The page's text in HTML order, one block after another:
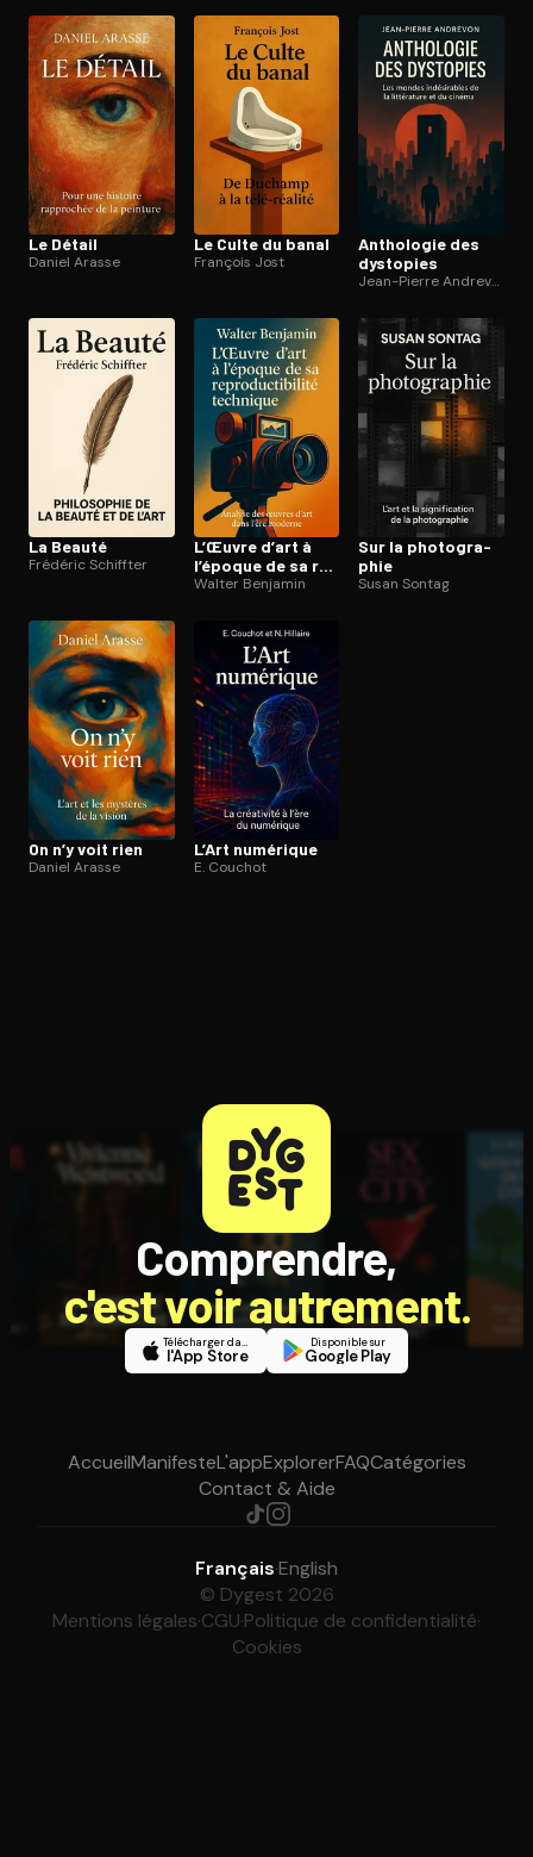
Le Détail
Daniel Arasse
Le Culte du banal
François Jost
Anthologie des
dystopies
Jean-Pierre Andrevon
La Beauté
Frédéric Schiffter
L’Œuvre d’art à
l’époque de sa re­
pro­duc­ti­bi­li­té
Walter Benjamin
Sur la pho­to­gra­
phie
Susan Sontag
On n’y voit rien
Daniel Arasse
L’Art numérique
E. Couchot
Comprendre,
c'est voir autrement.
Télécharger dans
l'App Store
Disponible sur
Google Play
AccueilManifesteL'appExplorerFAQCatégories
Contact & Aide
Français·English
© Dygest 2026
Mentions légales·CGU·Politique de confidentialité·
Cookies